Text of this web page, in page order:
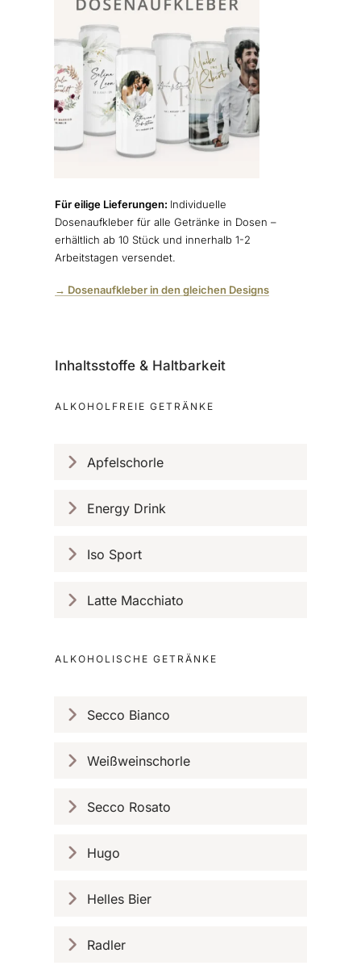
Für eilige Lieferungen: Individuelle
Dosenaufkleber für alle Getränke in Dosen –
erhältlich ab 10 Stück und innerhalb 1-2
Arbeitstagen versendet.
→ Dosenaufkleber in den gleichen Designs
Inhaltsstoffe & Haltbarkeit
ALKOHOLFREIE GETRÄNKE
Apfelschorle
Energy Drink
Iso Sport
Latte Macchiato
ALKOHOLISCHE GETRÄNKE
Secco Bianco
Weißweinschorle
Secco Rosato
Hugo
Helles Bier
Radler